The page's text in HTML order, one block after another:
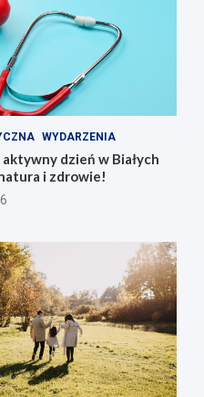
WYDARZENIA
aktywny dzień w Białych
i zdrowie!